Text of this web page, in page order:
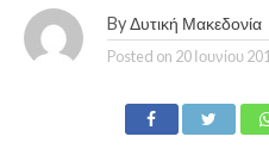
By Δυτική Μακεδονία
Posted on 20 Ιουνίου